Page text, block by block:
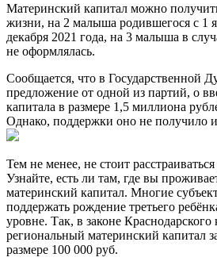
Материнский капитал можно
жизни, на 2 малыша родившегося с 1
декабря 2021 года, на 3 малыша в
не оформлялась.
Сообщается, что в Государственной
предложение от одной из партий, о
капитала в размере 1,5 миллиона
Однако, поддержки оно не получило
Тем не менее, не стоит
Узнайте, есть ли там, где вы
материнский капитал. Многие
поддержать рождение третьего
уровне. Так, в законе Краснодарского
региональный материнский капитал
размере 100 000 руб.